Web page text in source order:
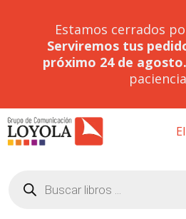
Estamos cerrados
Serviremos tus
próximo 24 de agosto.
productos